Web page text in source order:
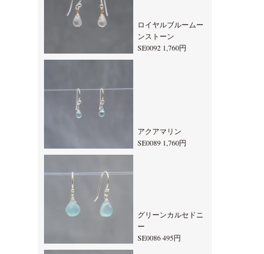
ロイヤルブルームー
ンストーン
SE0092 1,760円
アクアマリン
SE0089 1,760円
グリーンカルセドニ
ー
SE0086 495円